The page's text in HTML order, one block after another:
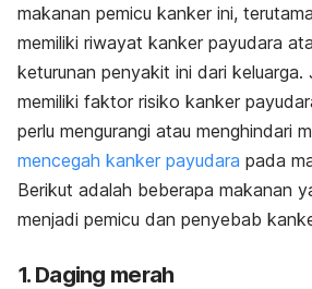
makanan pemicu kanker ini,
memiliki riwayat kanker payudara
keturunan penyakit ini dari
memiliki faktor risiko kanker
perlu mengurangi atau menghindari
mencegah kanker payudara pada
Berikut adalah beberapa makanan
menjadi pemicu dan penyebab
1. Daging merah